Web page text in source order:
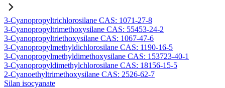
3-Cyanopropyltrichlorosilane CAS: 1071-27-8
3-Cyanopropyltrimethoxysilane CAS: 55453-24-2
3-Cyanopropyltriethoxysilane CAS: 1067-47-6
3-Cyanopropylmethyldichlorosilane CAS: 1190-16-5
3-Cyanopropylmethyldimethoxysilane CAS: 153723-40-1
3-Cyanopropyldimethylchlorosilane CAS: 18156-15-5
2-Cyanoethyltrimethoxysilane CAS: 2526-62-7
Silan isocyanate